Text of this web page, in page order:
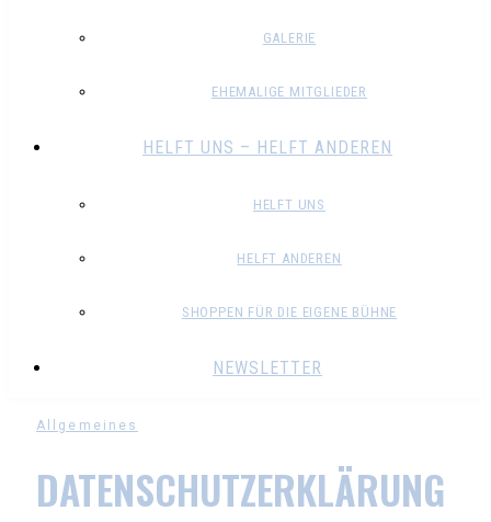
GALERIE
EHEMALIGE MITGLIEDER
HELFT UNS – HELFT ANDEREN
HELFT UNS
HELFT ANDEREN
SHOPPEN FÜR DIE EIGENE BÜHNE
NEWSLETTER
Allgemeines
DATENSCHUTZERKLÄRUNG